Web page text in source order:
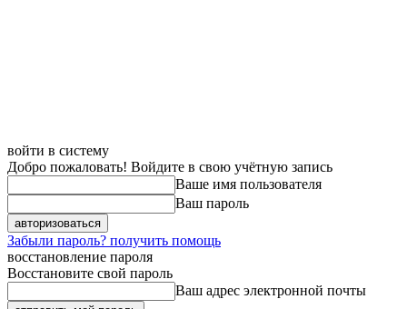
войти в систему
Добро пожаловать! Войдите в свою учётную запись
Ваше имя пользователя
Ваш пароль
Забыли пароль? получить помощь
восстановление пароля
Восстановите свой пароль
Ваш адрес электронной почты